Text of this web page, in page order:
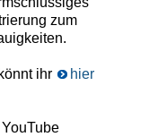
zum
ihr
hier